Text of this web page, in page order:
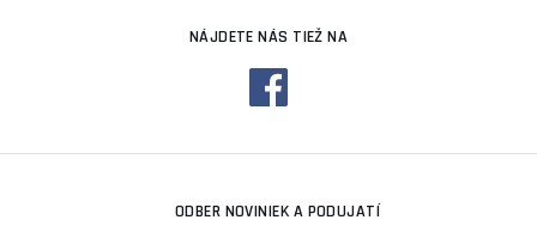
NÁJDETE NÁS TIEŽ NA
ODBER NOVINIEK A PODUJATÍ